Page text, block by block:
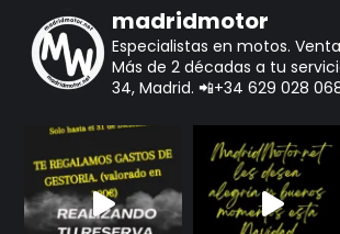
madridmotor
Especialistas en motos.
Más de 2 décadas a tu
34, Madrid. 📲+34 629 028